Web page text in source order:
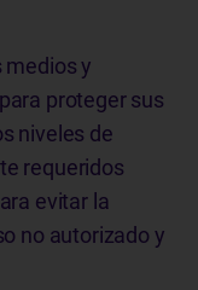
medios y
proteger sus
niveles de
requeridos
evitar la
no autorizado y